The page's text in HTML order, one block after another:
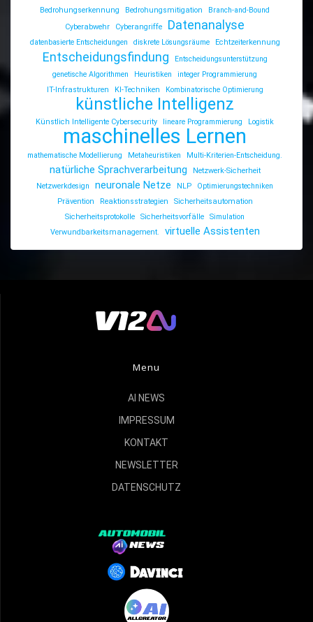
Bedrohungserkennung
Bedrohungsmitigation
Branch-and-Bound
Cyberabwehr
Cyberangriffe Datenanalyse
datenbasierte Entscheidungen diskrete Lösungsräume Echtzeiterkennung
Entscheidungsfindung
Entscheidungsunterstützung
genetische Algorithmen
Heuristiken
integer Programmierung
IT-Infrastrukturen
KI-Techniken Kombinatorische Optimierung
künstliche Intelligenz
Künstlich Intelligente Cybersecurity lineare Programmierung Logistik
maschinelles Lernen
mathematische Modellierung Metaheuristiken Multi-Kriterien-Entscheidung.
natürliche Sprachverarbeitung
Netzwerk-Sicherheit
Netzwerkdesign
neuronale Netze NLP
Optimierungstechniken
Prävention
Reaktionsstrategien
Sicherheitsautomation
Sicherheitsprotokolle
Sicherheitsvorfälle
Simulation
Verwundbarkeitsmanagement.
virtuelle Assistenten
Menu
AI NEWS
IMPRESSUM
KONTAKT
NEWSLETTER
DATENSCHUTZ